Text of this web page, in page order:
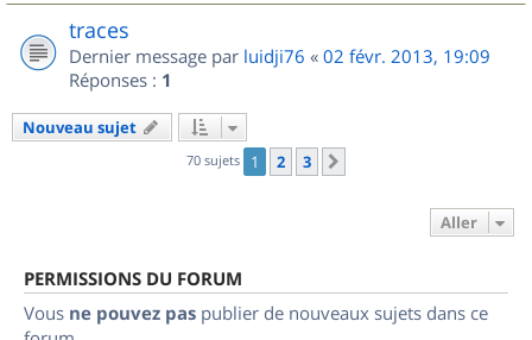
traces
Dernier message par luidji76 « 02 févr. 2013, 19:09
Réponses : 1
Nouveau sujet
70 sujets 1 2 3
Aller
PERMISSIONS DU FORUM
Vous ne pouvez pas publier de nouveaux sujets dans ce